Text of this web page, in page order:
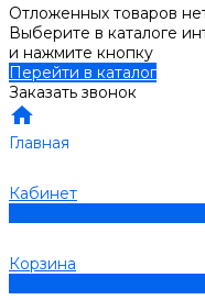
Отложенных товаров
Выберите в каталоге
и нажмите кнопку
Перейти в каталог
Заказать звонок
Главная
Кабинет
Корзина